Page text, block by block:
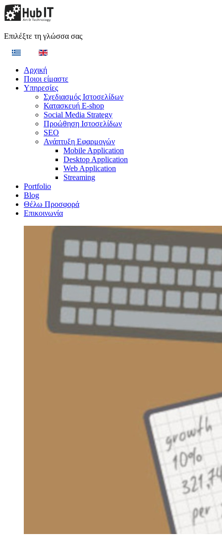
Επιλέξτε τη γλώσσα σας
Αρχική
Ποιοι είμαστε
Υπηρεσίες
Σχεδιασμός Ιστοσελίδων
Κατασκευή E-shop
Social Media Strategy
Προώθηση Ιστοσελίδων
SEO
Ανάπτυξη Εφαρμογών
Mobile Application
Desktop Application
Web Application
Streaming
Portfolio
Blog
Θέλω Προσφορά
Επικοινωνία